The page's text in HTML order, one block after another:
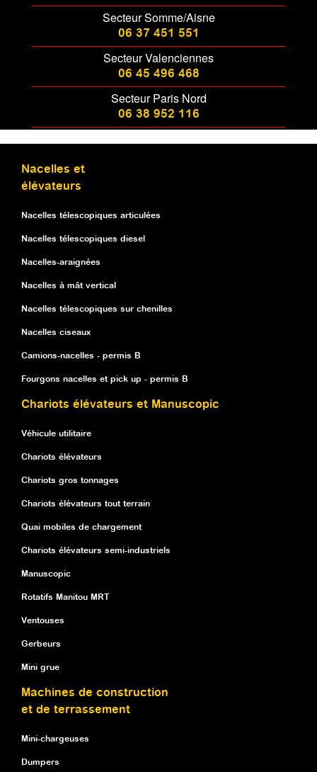
Secteur Somme/Aisne
06 37 451 551
Secteur Valenciennes
06 45 496 468
Secteur Paris Nord
06 38 952 116
Nacelles et
élévateurs
Nacelles télescopiques articulées
Nacelles télescopiques diesel
Nacelles-araignées
Nacelles à mât vertical
Nacelles télescopiques sur chenilles
Nacelles ciseaux
Camions-nacelles - permis B
Fourgons nacelles et pick up - permis B
Chariots élévateurs et Manuscopic
Véhicule utilitaire
Chariots élévateurs
Chariots gros tonnages
Chariots élévateurs tout terrain
Quai mobiles de chargement
Chariots élévateurs semi-industriels
Manuscopic
Rotatifs Manitou MRT
Ventouses
Gerbeurs
Mini grue
Machines de construction
et de terrassement
Mini-chargeuses
Dumpers